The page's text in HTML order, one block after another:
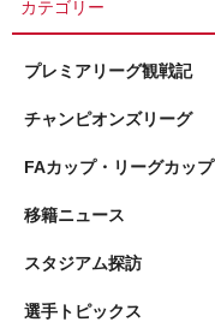
カテゴリー
プレミアリーグ観戦記
チャンピオンズリーグ
FAカップ・リーグカップ
移籍ニュース
スタジアム探訪
選手トピックス